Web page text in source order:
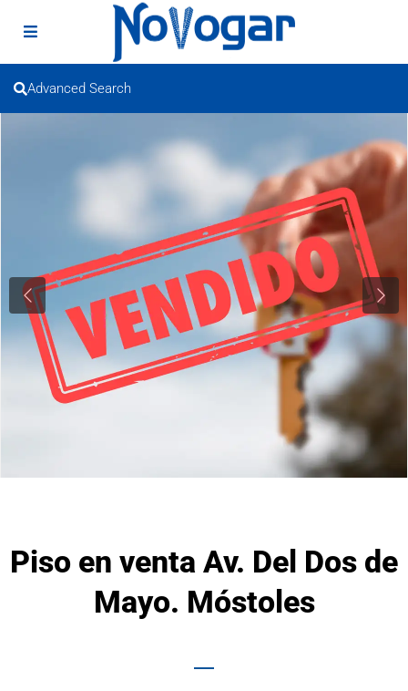
Advanced Search
Previous Next
Piso en venta Av. Del Dos de
Mayo. Móstoles